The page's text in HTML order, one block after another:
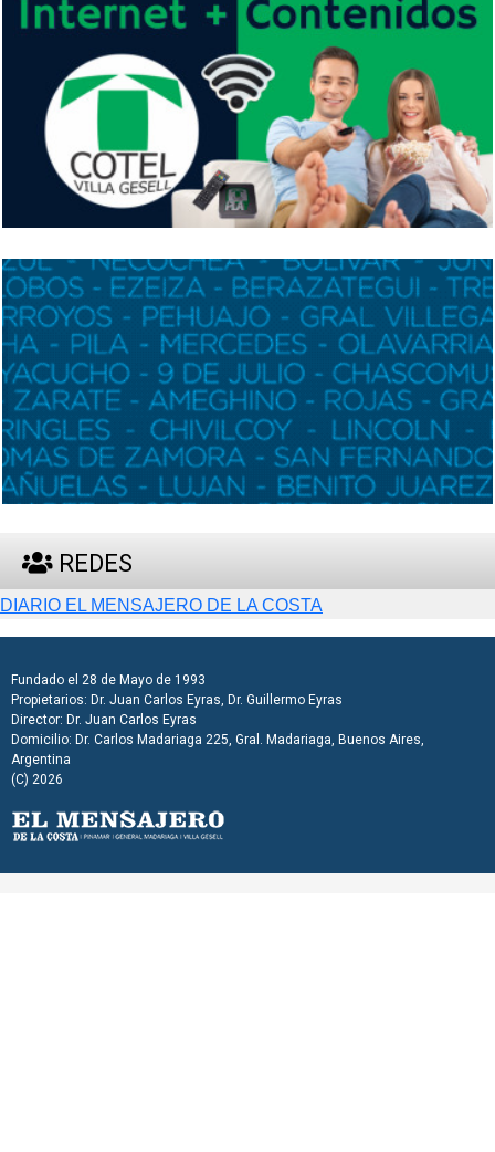
REDES
DIARIO EL MENSAJERO DE LA COSTA
Fundado el 28 de Mayo de 1993
Propietarios: Dr. Juan Carlos Eyras, Dr. Guillermo Eyras
Director: Dr. Juan Carlos Eyras
Domicilio: Dr. Carlos Madariaga 225, Gral. Madariaga, Buenos Aires,
Argentina
(C) 2026